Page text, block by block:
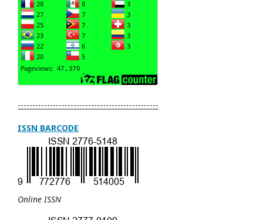
------------------------------------------------
ISSN BARCODE
Online ISSN